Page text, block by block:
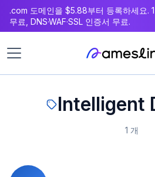
츠
로
동
.com 도메인을 $5.88부터 등록하세요.
무료, DNS·WAF·SSL 인증서 무료.
Intelligent
1 개